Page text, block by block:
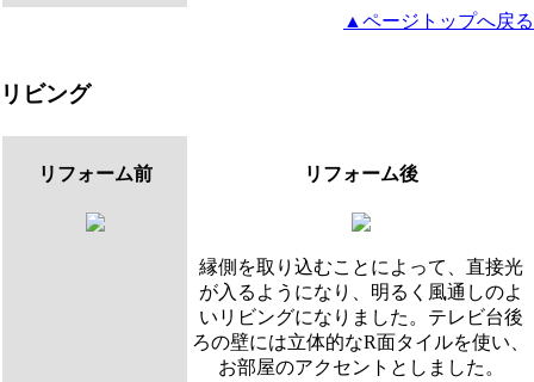
▲ページトップへ戻る
リビング
リフォーム前 リフォーム後
縁側を取り込むことによって、直接光
が入るようになり、明るく風通しのよ
いリビングになりました。テレビ台後
ろの壁には立体的なR面タイルを使い、
お部屋のアクセントとしました。